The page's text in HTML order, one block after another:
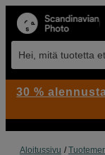
Hei, mitä tuotetta
Aloitussivu
30 %